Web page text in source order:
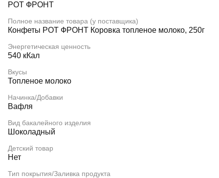
РОТ ФРОНТ
Полное название товара (у поставщика)
Конфеты РОТ ФРОНТ Коровка топленое молоко, 250г
Энергетическая ценность
540 кКал
Вкусы
Топленое молоко
Начинка/Добавки
Вафля
Вид бакалейного изделия
Шоколадный
Детский товар
Нет
Тип покрытия/Заливка продукта